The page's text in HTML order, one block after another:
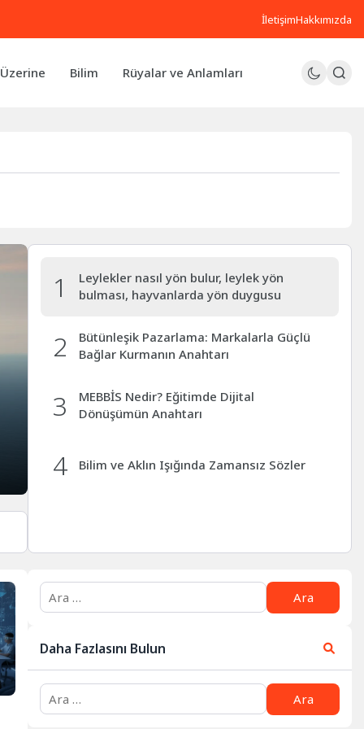
İletişimHakkımızda
Bilim Rüyalar ve Anlamları
1
Leylekler nasıl yön bulur, leylek yön
bulması, hayvanlarda yön duygusu
2
Bütünleşik Pazarlama: Markalarla Güçlü
Bağlar Kurmanın Anahtarı
3
MEBBİS Nedir? Eğitimde Dijital
Dönüşümün Anahtarı
4 Bilim ve Aklın Işığında Zamansız Sözler
Daha Fazlasını Bulun